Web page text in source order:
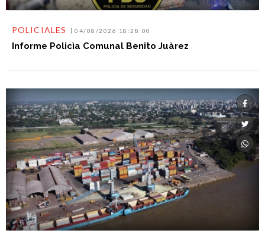
POLICIALES 04/08/2026 18:28:00
Informe Policìa Comunal Benito Juàrez